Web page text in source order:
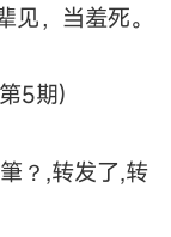
，当羞死。
5期)
？,转发了,转